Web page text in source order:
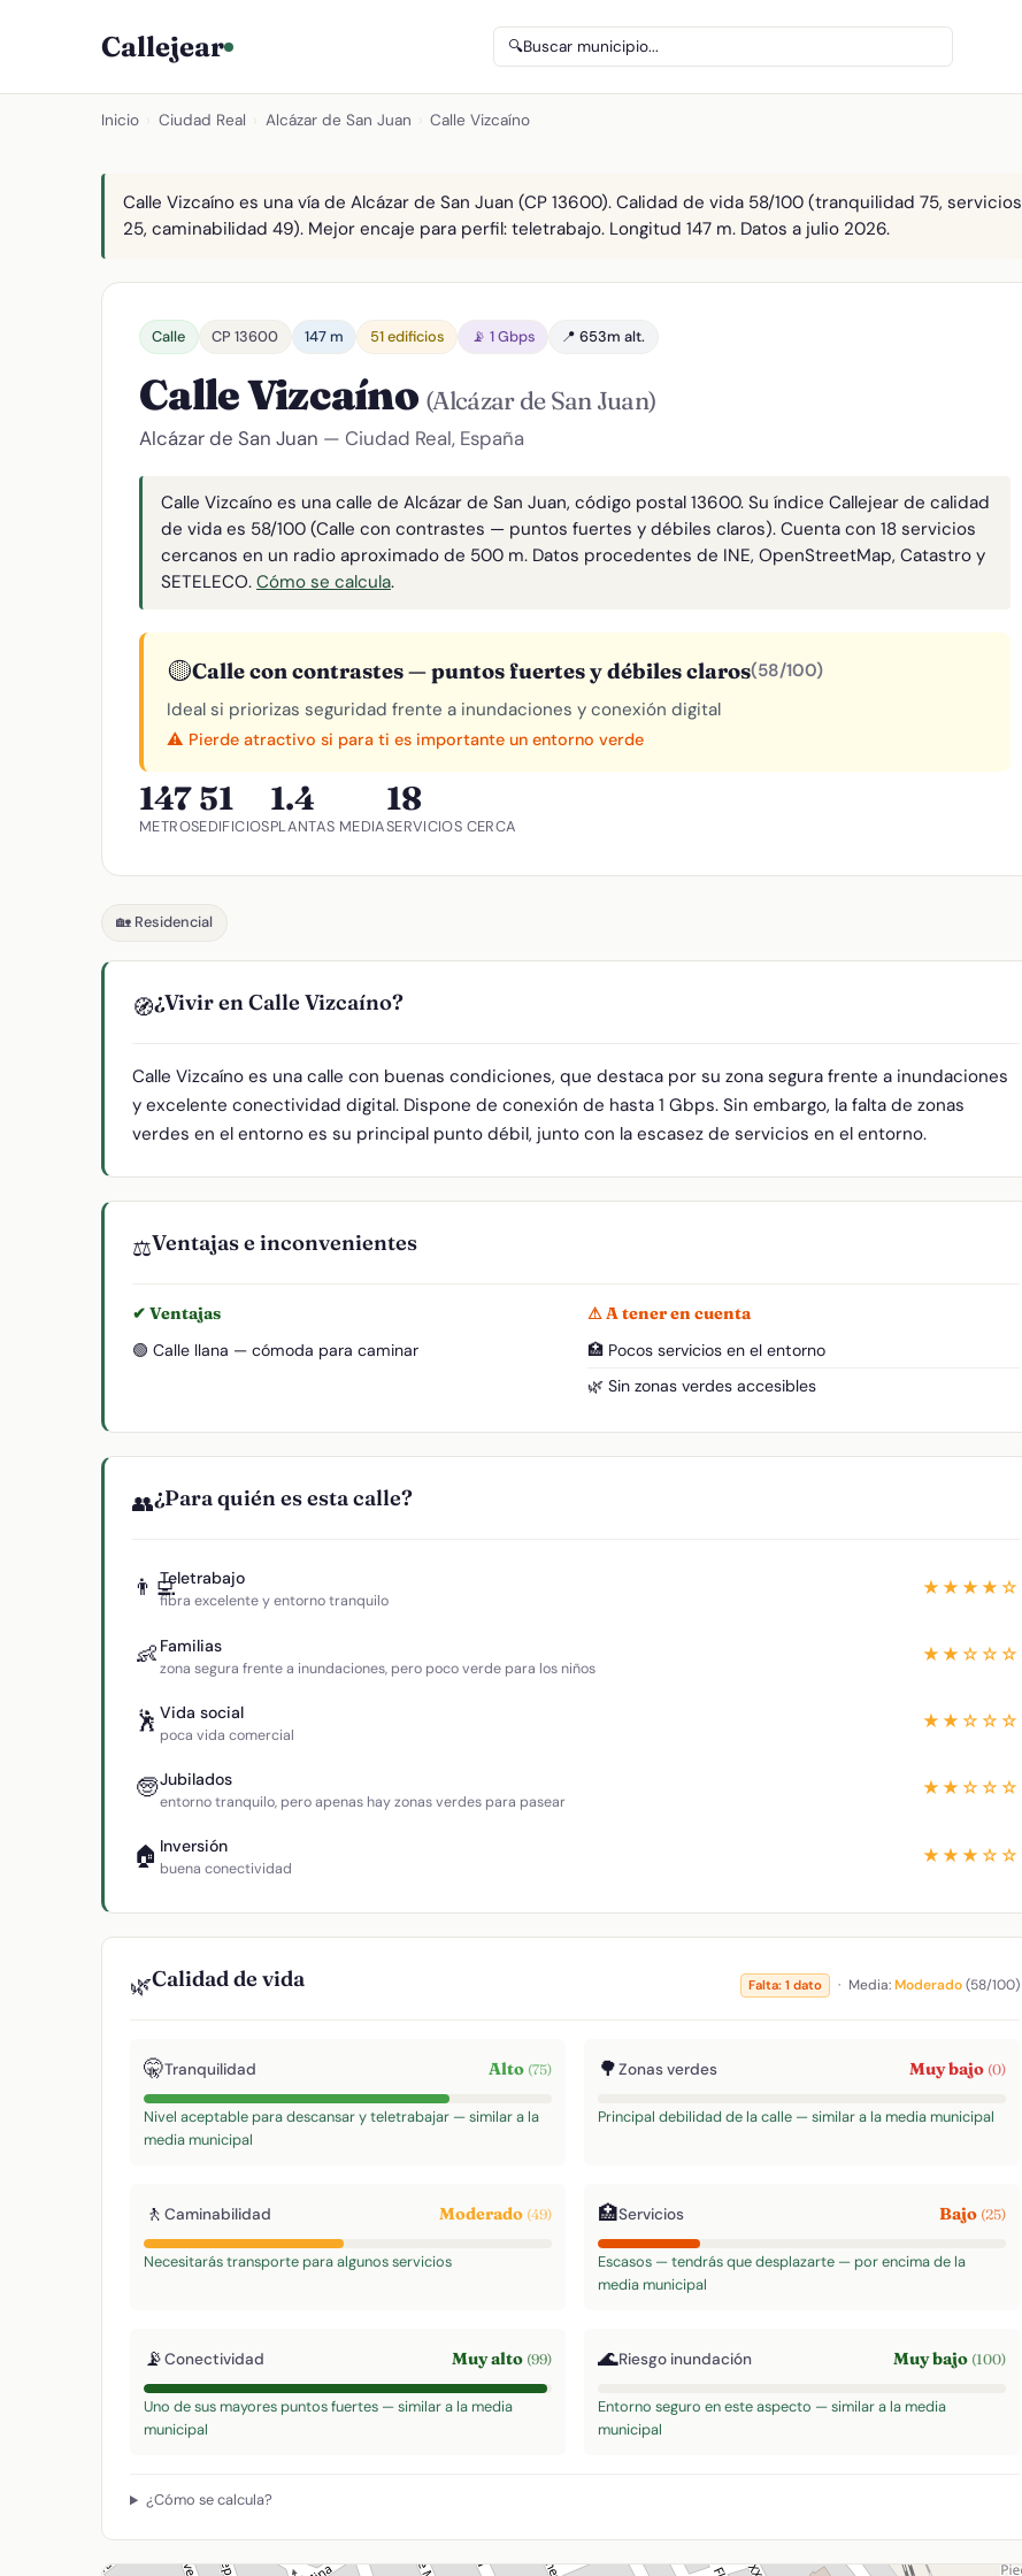
Callejear 🔍Buscar municipio...
Inicio Ciudad Real Alcázar de San Juan Calle Vizcaíno
Calle Vizcaíno es una vía de Alcázar de San Juan (CP 13600). Calidad de vida 58/100 (tranquilidad 75, servicios
25, caminabilidad 49). Mejor encaje para perfil: teletrabajo. Longitud 147 m. Datos a julio 2026.
Calle CP 13600 147 m 51 edificios 📡 1 Gbps 📍 653m alt.
Calle Vizcaíno (Alcázar de San Juan)
Alcázar de San Juan — Ciudad Real, España
Calle Vizcaíno es una calle de Alcázar de San Juan, código postal 13600. Su índice Callejear de calidad
de vida es 58/100 (Calle con contrastes — puntos fuertes y débiles claros). Cuenta con 18 servicios
cercanos en un radio aproximado de 500 m. Datos procedentes de INE, OpenStreetMap, Catastro y
SETELECO. Cómo se calcula.
🟡Calle con contrastes — puntos fuertes y débiles claros(58/100)
Ideal si priorizas seguridad frente a inundaciones y conexión digital
⚠️ Pierde atractivo si para ti es importante un entorno verde
147
METROS
51
EDIFICIOS
1.4
PLANTAS MEDIA
18
SERVICIOS CERCA
🏡 Residencial
🧭¿Vivir en Calle Vizcaíno?
Calle Vizcaíno es una calle con buenas condiciones, que destaca por su zona segura frente a inundaciones
y excelente conectividad digital. Dispone de conexión de hasta 1 Gbps. Sin embargo, la falta de zonas
verdes en el entorno es su principal punto débil, junto con la escasez de servicios en el entorno.
⚖️Ventajas e inconvenientes
✔ Ventajas
🟢 Calle llana — cómoda para caminar
⚠ A tener en cuenta
🏥 Pocos servicios en el entorno
🌿 Sin zonas verdes accesibles
👥¿Para quién es esta calle?
👨‍💻Teletrabajo
fibra excelente y entorno tranquilo
★★★★☆
👶 Familias
zona segura frente a inundaciones, pero poco verde para los niños
★★☆☆☆
🕺 Vida social
poca vida comercial
★★☆☆☆
🧓Jubilados
entorno tranquilo, pero apenas hay zonas verdes para pasear
★★☆☆☆
🏠 Inversión
buena conectividad
★★★☆☆
🌿Calidad de vida Falta: 1 dato · Media:Moderado(58/100)
🤫Tranquilidad Alto (75)
Nivel aceptable para descansar y teletrabajar — similar a la
media municipal
🌳Zonas verdes Muy bajo (0)
Principal debilidad de la calle — similar a la media municipal
🚶 Caminabilidad Moderado (49)
Necesitarás transporte para algunos servicios
🏥Servicios Bajo (25)
Escasos — tendrás que desplazarte — por encima de la
media municipal
📡Conectividad Muy alto (99)
Uno de sus mayores puntos fuertes — similar a la media
municipal
🌊Riesgo inundación Muy bajo (100)
Entorno seguro en este aspecto — similar a la media
municipal
¿Cómo se calcula?